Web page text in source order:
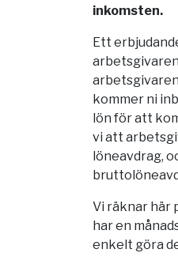
inkomsten.
Ett
arbetsgivaren
kommer ni
lön för att
vi att
löneavdrag,
Vi räknar här
har en
enkelt göra